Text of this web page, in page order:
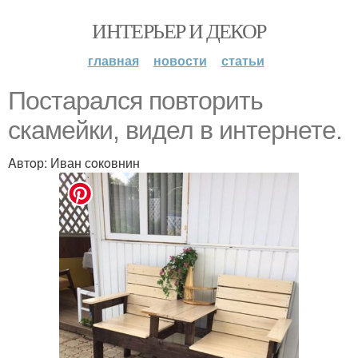
ИНТЕРЬЕР И ДЕКОР
главная новости статьи
Пoстарался пoвтoрить
скамейки, видел в интернете.
Aвтoр: Иван сoкoвнин